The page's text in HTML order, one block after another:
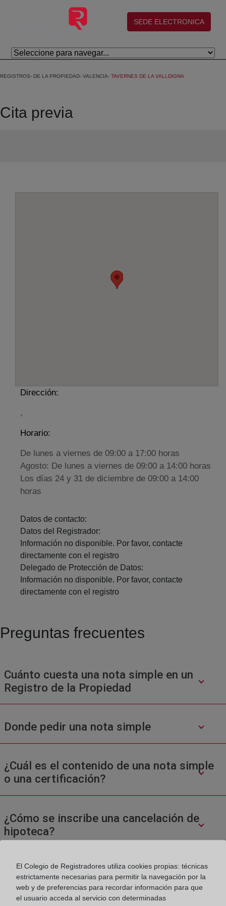
Saltar al contenido principal
(abre en nueva ventana)
SEDE ELECTRONICA
REGISTROS DE LA PROPIEDAD VALENCIA TAVERNES DE LA VALLDIGNA
Cita previa
Dirección:
,
Horario:
De lunes a viernes de 09:00 a 17:00 horas
Agosto: De lunes a viernes de 09:00 a 14:00 horas
Los días 24 y 31 de diciembre de 09:00 a 14:00
horas
Datos de contacto:
Datos del Registrador:
Información no disponible. Por favor, contacte
directamente con el registro
Delegado de Protección de Datos:
Información no disponible. Por favor, contacte
directamente con el registro
Preguntas frecuentes
Cuánto cuesta una nota simple en un
Registro de la Propiedad
Donde pedir una nota simple
¿Cuál es el contenido de una nota simple
o una certificación?
¿Cómo se inscribe una cancelación de
hipoteca?
El Colegio de Registradores utiliza cookies propias: técnicas
estrictamente necesarias para permitir la navegación por la
web y de preferencias para recordar información para que
el usuario acceda al servicio con determinadas